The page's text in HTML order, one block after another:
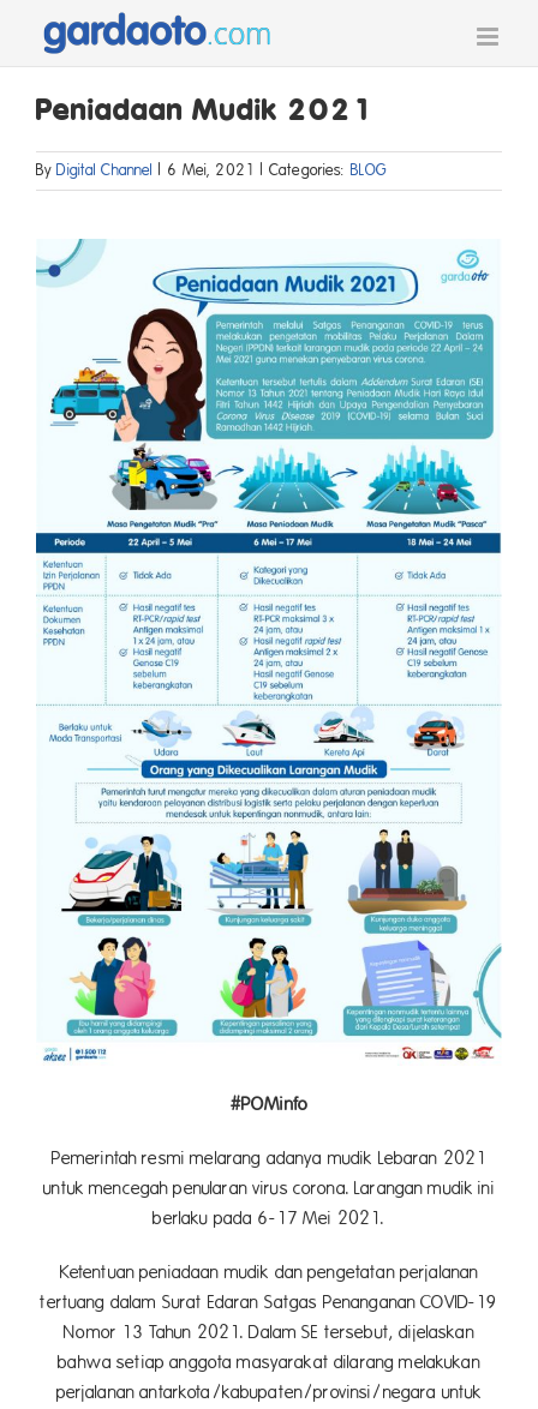
content
Peniadaan Mudik 2021
By Digital Channel | 6 Mei, 2021 | Categories: BLOG
#POMinfo
Pemerintah resmi melarang adanya mudik Lebaran 2021
untuk mencegah penularan virus corona. Larangan mudik ini
berlaku pada 6-17 Mei 2021.
Ketentuan peniadaan mudik dan pengetatan perjalanan
tertuang dalam Surat Edaran Satgas Penanganan COVID-19
Nomor 13 Tahun 2021. Dalam SE tersebut, dijelaskan
bahwa setiap anggota masyarakat dilarang melakukan
perjalanan antarkota/kabupaten/provinsi/negara untuk